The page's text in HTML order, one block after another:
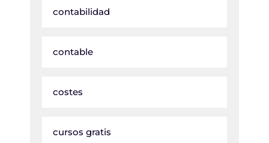
contabilidad
contable
costes
cursos gratis